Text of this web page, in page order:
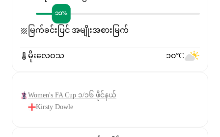
၁၁%
မြက်ခင်းပြင် အမျိုးအစား မြက်
မိုးလေဝသ ၁၀°C
Women's FA Cup ၁/၁၆ ဖိုင်နယ်
Kirsty Dowle